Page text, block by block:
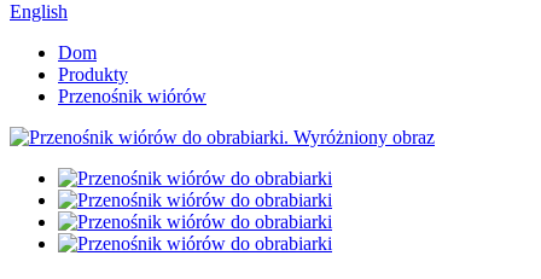
English
Dom
Produkty
Przenośnik wiórów